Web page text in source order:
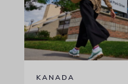
KANADA